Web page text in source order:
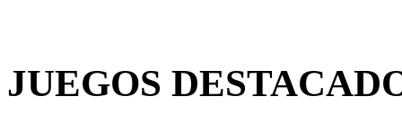
JUEGOS